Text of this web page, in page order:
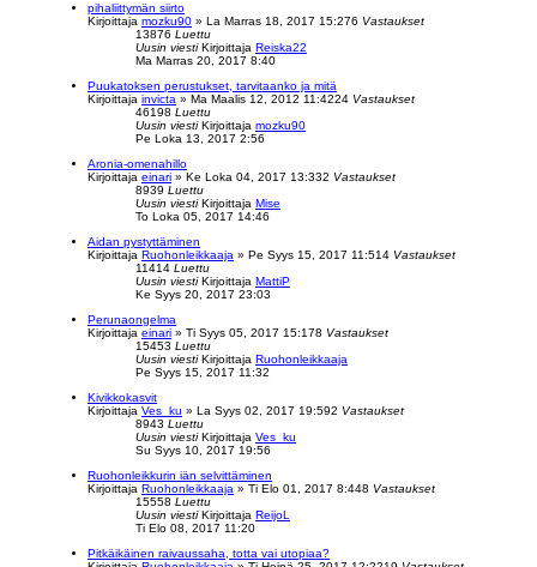
pihaliittymän siirto
Kirjoittaja mozku90 » La Marras 18, 2017 15:276 Vastaukset
13876 Luettu
Uusin viesti Kirjoittaja Reiska22
Ma Marras 20, 2017 8:40
Puukatoksen perustukset, tarvitaanko ja mitä
Kirjoittaja invicta » Ma Maalis 12, 2012 11:4224 Vastaukset
46198 Luettu
Uusin viesti Kirjoittaja mozku90
Pe Loka 13, 2017 2:56
Aronia-omenahillo
Kirjoittaja einari » Ke Loka 04, 2017 13:332 Vastaukset
8939 Luettu
Uusin viesti Kirjoittaja Mise
To Loka 05, 2017 14:46
Aidan pystyttäminen
Kirjoittaja Ruohonleikkaaja » Pe Syys 15, 2017 11:514 Vastaukset
11414 Luettu
Uusin viesti Kirjoittaja MattiP
Ke Syys 20, 2017 23:03
Perunaongelma
Kirjoittaja einari » Ti Syys 05, 2017 15:178 Vastaukset
15453 Luettu
Uusin viesti Kirjoittaja Ruohonleikkaaja
Pe Syys 15, 2017 11:32
Kivikkokasvit
Kirjoittaja Ves_ku » La Syys 02, 2017 19:592 Vastaukset
8943 Luettu
Uusin viesti Kirjoittaja Ves_ku
Su Syys 10, 2017 19:56
Ruohonleikkurin iän selvittäminen
Kirjoittaja Ruohonleikkaaja » Ti Elo 01, 2017 8:448 Vastaukset
15558 Luettu
Uusin viesti Kirjoittaja ReijoL
Ti Elo 08, 2017 11:20
Pitkäikäinen raivaussaha, totta vai utopiaa?